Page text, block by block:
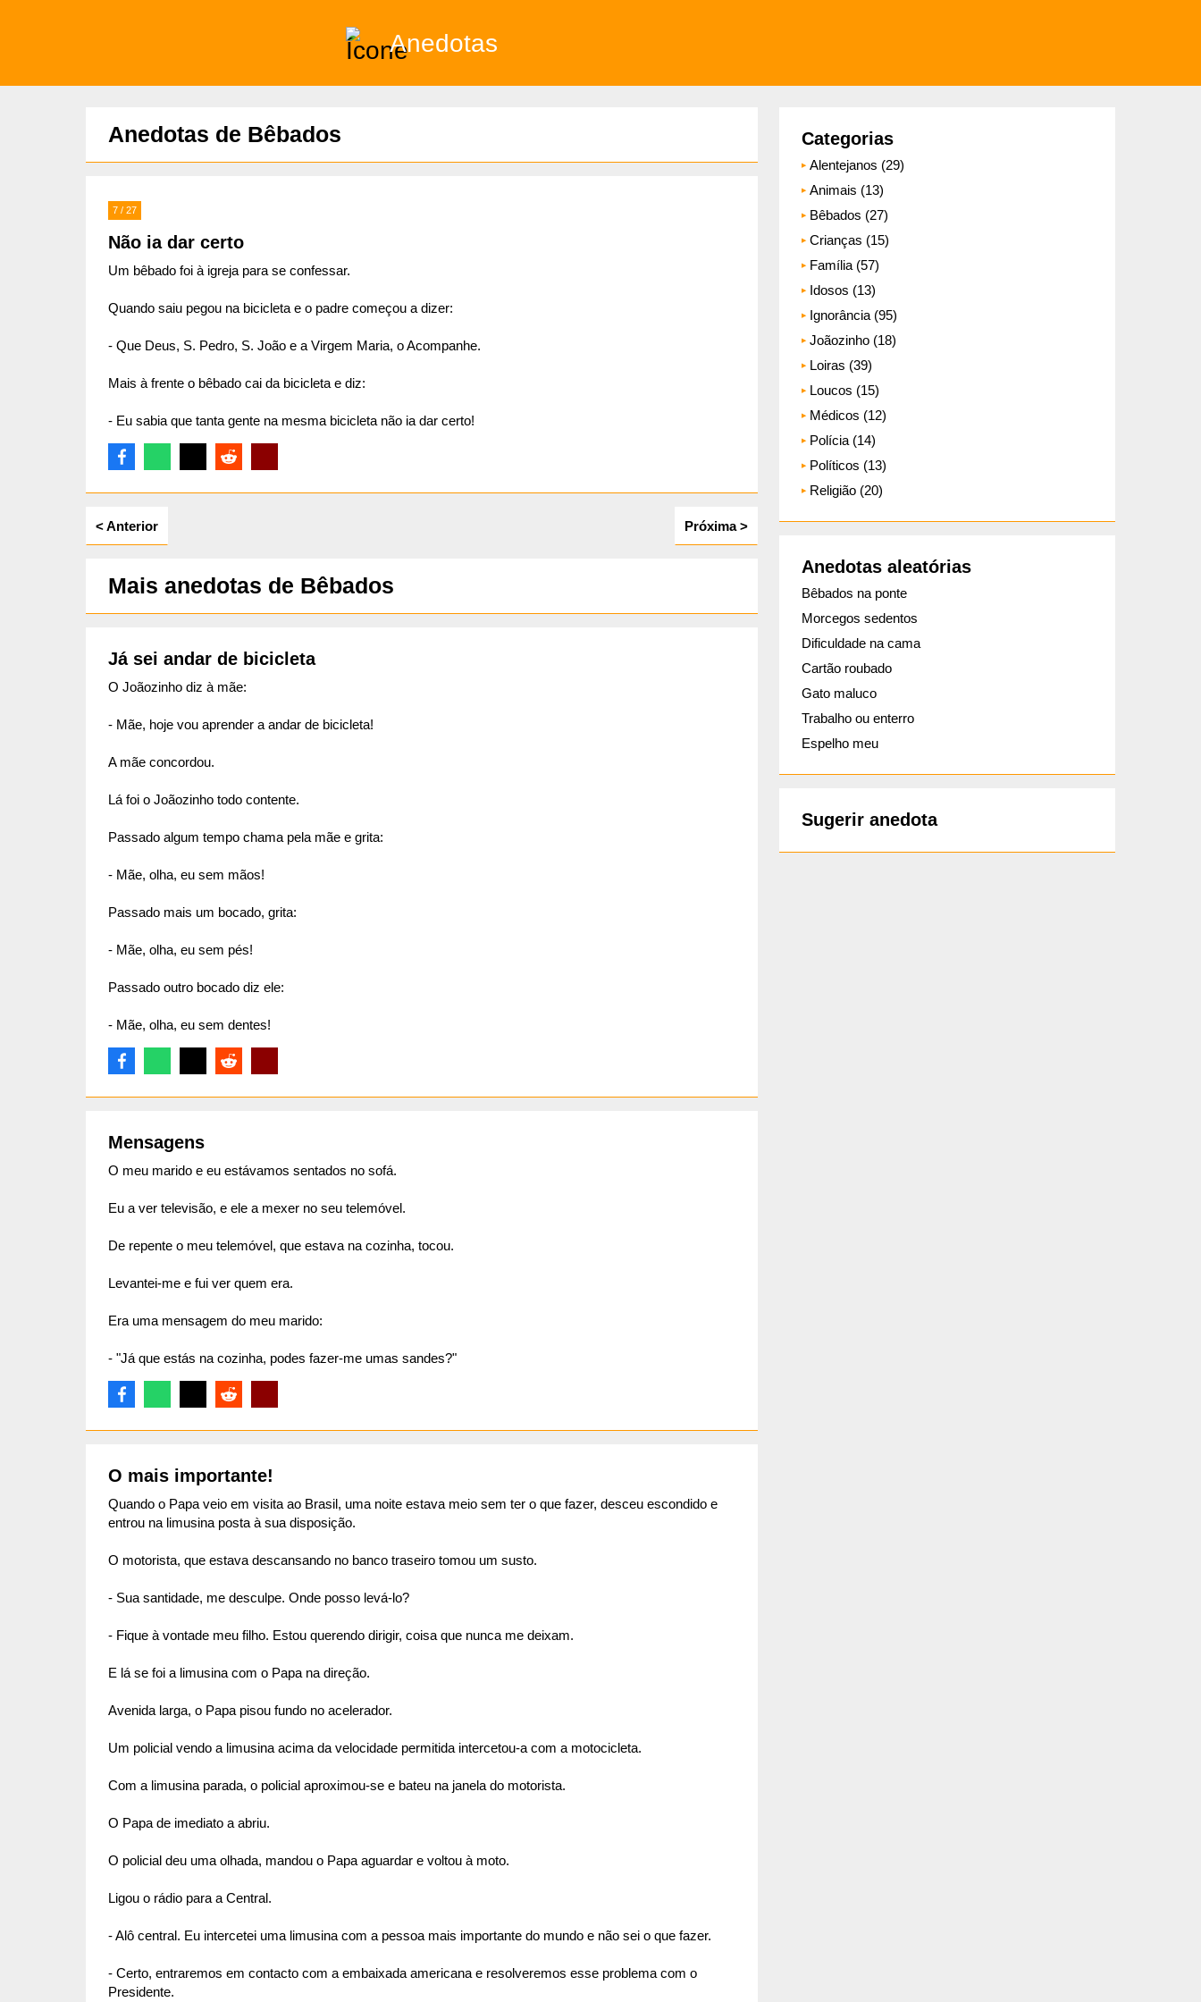
Anedotas
Anedotas de Bêbados
7 / 27
Não ia dar certo
Um bêbado foi à igreja para se confessar.
Quando saiu pegou na bicicleta e o padre começou a dizer:
- Que Deus, S. Pedro, S. João e a Virgem Maria, o Acompanhe.
Mais à frente o bêbado cai da bicicleta e diz:
- Eu sabia que tanta gente na mesma bicicleta não ia dar certo!
< Anterior Próxima >
Mais anedotas de Bêbados
Já sei andar de bicicleta
O Joãozinho diz à mãe:
- Mãe, hoje vou aprender a andar de bicicleta!
A mãe concordou.
Lá foi o Joãozinho todo contente.
Passado algum tempo chama pela mãe e grita:
- Mãe, olha, eu sem mãos!
Passado mais um bocado, grita:
- Mãe, olha, eu sem pés!
Passado outro bocado diz ele:
- Mãe, olha, eu sem dentes!
Mensagens
O meu marido e eu estávamos sentados no sofá.
Eu a ver televisão, e ele a mexer no seu telemóvel.
De repente o meu telemóvel, que estava na cozinha, tocou.
Levantei-me e fui ver quem era.
Era uma mensagem do meu marido:
- "Já que estás na cozinha, podes fazer-me umas sandes?"
O mais importante!
Quando o Papa veio em visita ao Brasil, uma noite estava meio sem ter o que fazer, desceu escondido e
entrou na limusina posta à sua disposição.
O motorista, que estava descansando no banco traseiro tomou um susto.
- Sua santidade, me desculpe. Onde posso levá-lo?
- Fique à vontade meu filho. Estou querendo dirigir, coisa que nunca me deixam.
E lá se foi a limusina com o Papa na direção.
Avenida larga, o Papa pisou fundo no acelerador.
Um policial vendo a limusina acima da velocidade permitida intercetou-a com a motocicleta.
Com a limusina parada, o policial aproximou-se e bateu na janela do motorista.
O Papa de imediato a abriu.
O policial deu uma olhada, mandou o Papa aguardar e voltou à moto.
Ligou o rádio para a Central.
- Alô central. Eu intercetei uma limusina com a pessoa mais importante do mundo e não sei o que fazer.
- Certo, entraremos em contacto com a embaixada americana e resolveremos esse problema com o
Presidente.
Categorias
Alentejanos (29)
Animais (13)
Bêbados (27)
Crianças (15)
Família (57)
Idosos (13)
Ignorância (95)
Joãozinho (18)
Loiras (39)
Loucos (15)
Médicos (12)
Polícia (14)
Políticos (13)
Religião (20)
Anedotas aleatórias
Bêbados na ponte
Morcegos sedentos
Dificuldade na cama
Cartão roubado
Gato maluco
Trabalho ou enterro
Espelho meu
Sugerir anedota